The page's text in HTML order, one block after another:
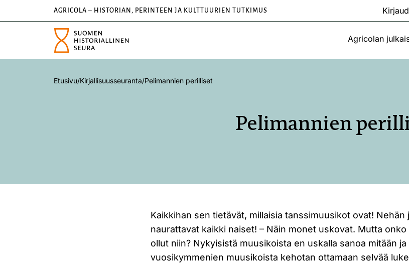
AGRICOLA – HISTORIAN, PERINTEEN JA KULTTUURIEN TUTKIMUS
Agricolan
Etusivu/Kirjallisuusseuranta/Pelimannien perilliset
Pelimannien
Kaikkihan sen tietävät, millaisia tanssimuusikot ovat! Nehän
naurattavat kaikki naiset! – Näin monet uskovat. Mutta
ollut niin? Nykyisistä muusikoista en uskalla sanoa mitään
vuosikymmenien muusikoista kehotan ottamaan selvää